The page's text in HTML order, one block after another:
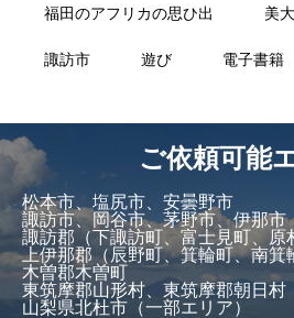
福田のアフリカの思ひ出 美
諏訪市 遊び 電子書籍
ご依頼可能
松本市、塩尻市、安曇野市
諏訪市、岡谷市、茅野市、伊那市
諏訪郡（下諏訪町、富士見町、原
上伊那郡（辰野町、箕輪町、南箕
木曽郡木曽町
東筑摩郡山形村、東筑摩郡朝日村
山梨県北杜市（一部エリア）